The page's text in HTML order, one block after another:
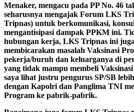
Menaker, mengacu pada PP No. 46
seharusnya mengajak Forum LKS
Tripnas) untuk berkomunikasi,
mengantisipasi dampak PPKM ini.
hubungan kerja, LKS Tripnas ini
membicarakan masalah Vaksinasi
pekerja/buruh dan keluarganya di
yang tidak mampu membeli
saya lihat justru pengurus SP/SB
dengan Kapolri dan Panglima TNI
Program ke pabrik-pabrik.